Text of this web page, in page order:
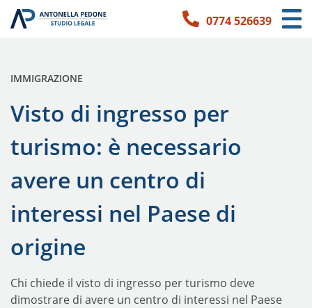
Link per l'accessibilità
Vai ai contenuti principali
Vai ai contatti0774 526639
Visto di ingresso per
turismo: è necessario
avere un centro di
interessi nel Paese di
origine
PUBBLICATO IN:
IMMIGRAZIONE
Chi chiede il visto di ingresso per turismo deve
dimostrare di avere un centro di interessi nel Paese